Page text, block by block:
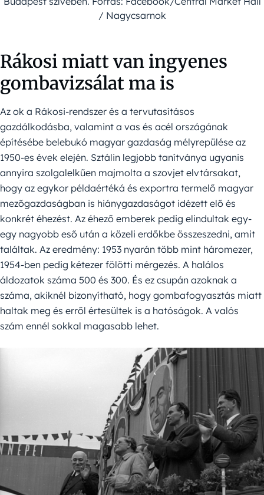
/ Nagycsarnok
Rákosi miatt van ingyenes
gombavizsálat ma is
Az ok a Rákosi-rendszer és a tervutasításos
gazdálkodásba, valamint a vas és acél országának
építésébe belebukó magyar gazdaság mélyrepülése az
1950-es évek elején. Sztálin legjobb tanítványa ugyanis
annyira szolgalelkűen majmolta a szovjet elvtársakat,
hogy az egykor példaértéká és exportra termelő magyar
mezőgazdaságban is hiánygazdaságot idézett elő és
konkrét éhezést. Az éhező emberek pedig elindultak egy-
egy nagyobb eső után a közeli erdőkbe összeszedni, amit
találtak. Az eredmény: 1953 nyarán több mint háromezer,
1954-ben pedig kétezer fölötti mérgezés. A halálos
áldozatok száma 500 és 300. És ez csupán azoknak a
száma, akiknél bizonyítható, hogy gombafogyasztás miatt
haltak meg és erről értesültek is a hatóságok. A valós
szám ennél sokkal magasabb lehet.